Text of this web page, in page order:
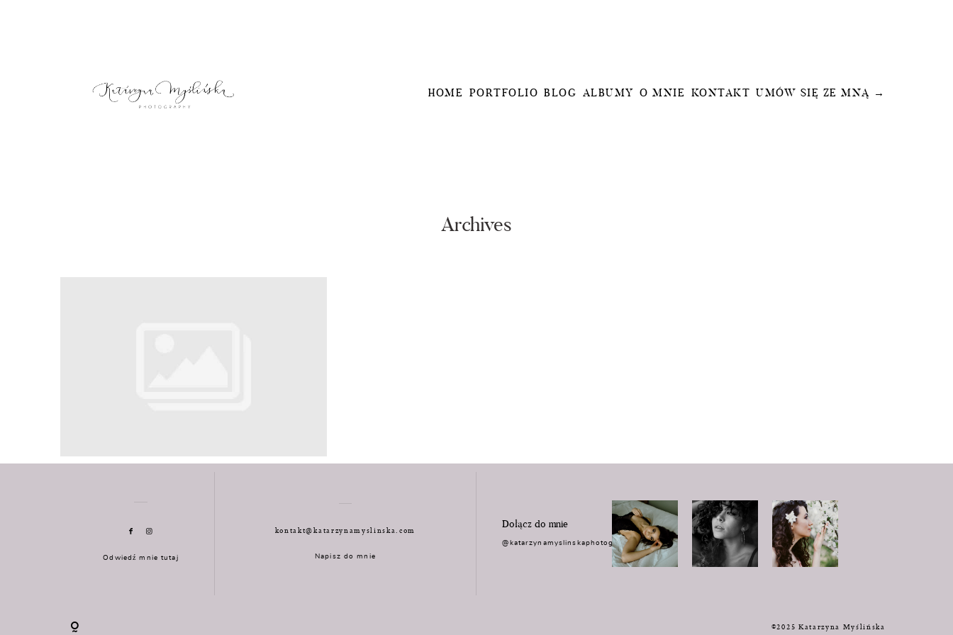
HOME PORTFOLIO BLOG ALBUMY O MNIE KONTAKT UMÓW SIĘ ZE MNĄ →
Archives
Odwiedź mnie tutaj
kontakt@katarzynamyslinska.com
Napisz do mnie
Dołącz do mnie
@katarzynamyslinskaphotography
©2025 Katarzyna Myślińska